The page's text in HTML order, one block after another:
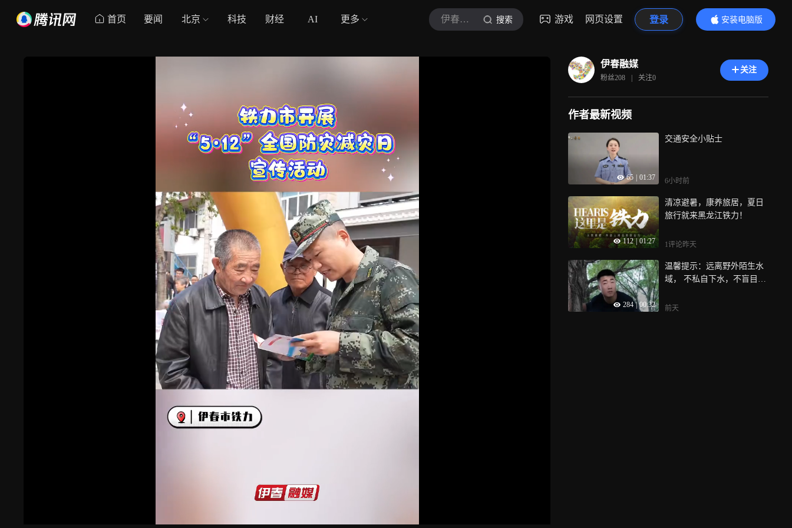
首页 要闻 北京 科技 财经 AI 更多 伊春融媒 搜索 游戏 网页设置 登录
安装电脑版
内容更精彩
伊春融媒
粉丝208 | 关注0
关注
作者最新视频
65 01:37
交通安全小贴士
6小时前
112 01:27
清凉避暑，康养旅居，夏日
旅行就来黑龙江铁力！
1评论昨天
284 | 00:32
温馨提示：远离野外陌生水
域， 不私自下水，不盲目救
前天